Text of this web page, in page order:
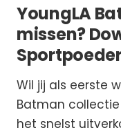
YoungLA
missen?
Wil jij als eerste
Batman
het snelst